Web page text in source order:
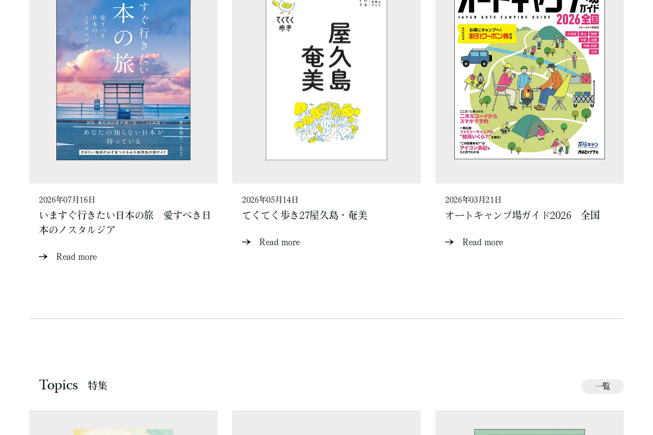
2026年07月16日
いますぐ行きたい日本の旅 愛すべき日
本のノスタルジア
Read more
2026年05月14日
てくてく歩き27屋久島・奄美
Read more
2026年03月21日
オートキャンプ場ガイド2026 全国
Read more
Topics 特集 一覧